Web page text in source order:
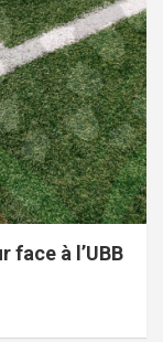
face à l’UBB